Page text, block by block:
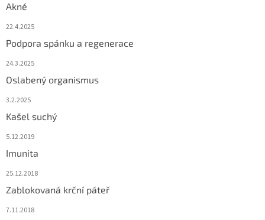
Akné
22.4.2025
Podpora spánku a regenerace
24.3.2025
Oslabený organismus
3.2.2025
Kašel suchý
5.12.2019
Imunita
25.12.2018
Zablokovaná krční páteř
7.11.2018